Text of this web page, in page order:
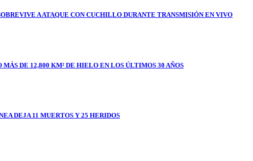
A ATAQUE CON CUCHILLO DURANTE TRANSMISIÓN EN VIVO
DE 12,800 KM² DE HIELO EN LOS ÚLTIMOS 30 AÑOS
DEJA 11 MUERTOS Y 25 HERIDOS